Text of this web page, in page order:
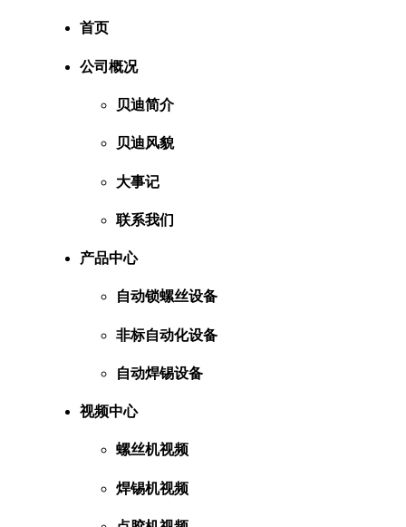
首页
公司概况
贝迪简介
贝迪风貌
大事记
联系我们
产品中心
自动锁螺丝设备
非标自动化设备
自动焊锡设备
视频中心
螺丝机视频
焊锡机视频